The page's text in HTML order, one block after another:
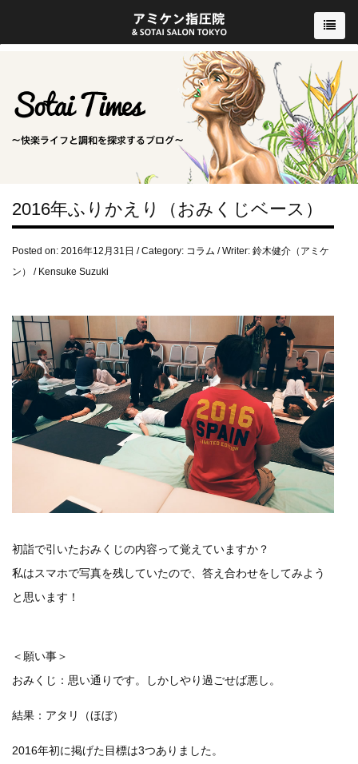
2016年ふりかえり（おみくじベース）
Posted on: 2016年12月31日 / Category: コラム / Writer: 鈴木健介（アミケ
ン） / Kensuke Suzuki
初詣で引いたおみくじの内容って覚えていますか？
私はスマホで写真を残していたので、答え合わせをしてみよう
と思います！
＜願い事＞
おみくじ：思い通りです。しかしやり過ごせば悪し。
結果：アタリ（ほぼ）
2016年初に掲げた目標は3つありました。